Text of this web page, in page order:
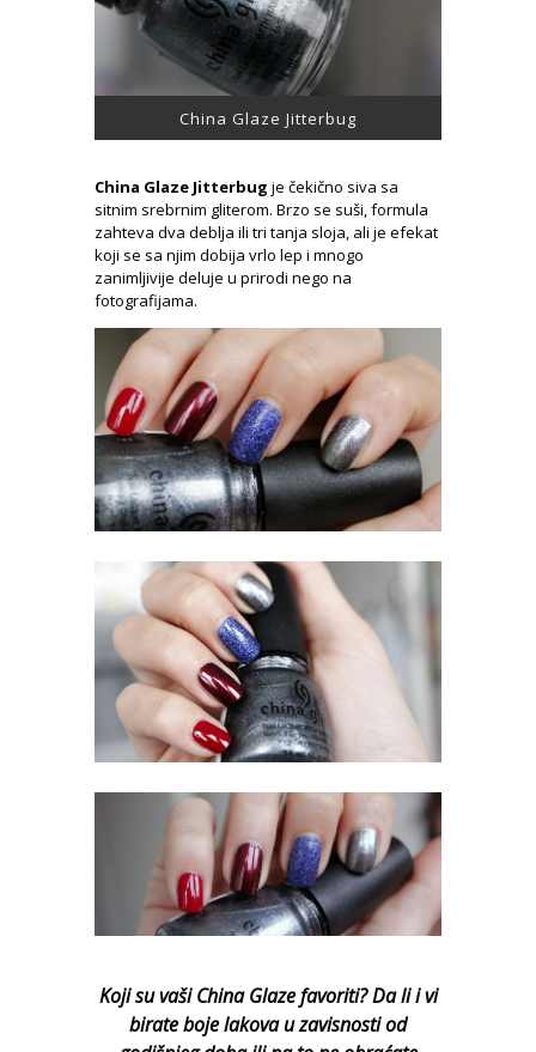
China Glaze Jitterbug
China Glaze Jitterbug je čekično siva sa
sitnim srebrnim gliterom. Brzo se suši, formula
zahteva dva deblja ili tri tanja sloja, ali je efekat
koji se sa njim dobija vrlo lep i mnogo
zanimljivije deluje u prirodi nego na
fotografijama.
Koji su vaši China Glaze favoriti? Da li i vi
birate boje lakova u zavisnosti od